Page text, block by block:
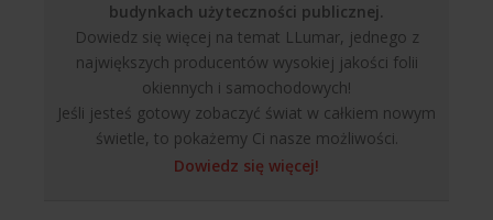
budynkach użyteczności publicznej.
Dowiedz się więcej na temat LLumar, jednego z
największych producentów wysokiej jakości folii
okiennych i samochodowych!
Jeśli jesteś gotowy zobaczyć świat w całkiem nowym
świetle, to pokażemy Ci nasze możliwości.
Dowiedz się więcej!